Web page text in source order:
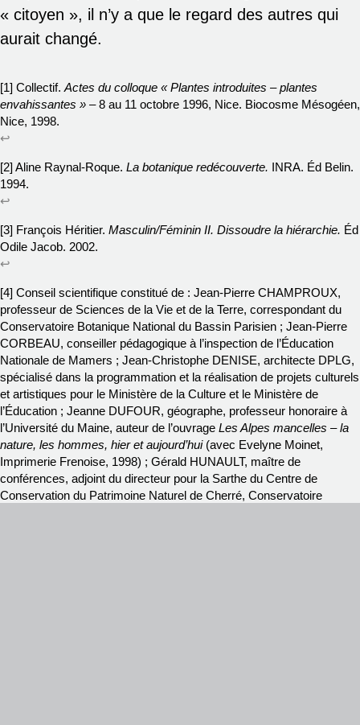
« citoyen », il n’y a que le regard des autres qui
aurait changé.
[1] Collectif. Actes du colloque « Plantes introduites – plantes
envahissantes » – 8 au 11 octobre 1996, Nice. Biocosme Mésogéen,
Nice, 1998.
↩
[2] Aline Raynal-Roque. La botanique redécouverte. INRA. Éd Belin.
1994.
↩
[3] François Héritier. Masculin/Féminin II. Dissoudre la hiérarchie. Éd
Odile Jacob. 2002.
↩
[4] Conseil scientifique constitué de : Jean-Pierre CHAMPROUX,
professeur de Sciences de la Vie et de la Terre, correspondant du
Conservatoire Botanique National du Bassin Parisien ; Jean-Pierre
CORBEAU, conseiller pédagogique à l’inspection de l’Éducation
Nationale de Mamers ; Jean-Christophe DENISE, architecte DPLG,
spécialisé dans la programmation et la réalisation de projets culturels
et artistiques pour le Ministère de la Culture et le Ministère de
l’Éducation ; Jeanne DUFOUR, géographe, professeur honoraire à
l’Université du Maine, auteur de l’ouvrage Les Alpes mancelles – la
nature, les hommes, hier et aujourd’hui(avec Evelyne Moinet,
Imprimerie Frenoise, 1998) ; Gérald HUNAULT, maître de
conférences, adjoint du directeur pour la Sarthe du Centre de
Conservation du Patrimoine Naturel de Cherré, Conservatoire